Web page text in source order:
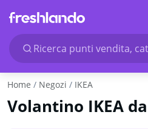
Ricerca punti vendita,
Home Negozi IKEA
Volantino IKEA